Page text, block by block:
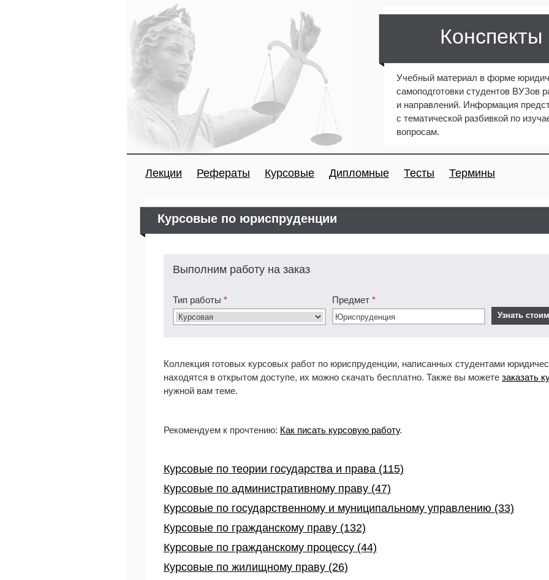
Учебный материал в форме
самоподготовки студентов ВУЗов
и направлений. Информация
с тематической разбивкой по
вопросам.
Лекции Рефераты Курсовые Дипломные Тесты Термины
Курсовые по юриспруденции
Выполним работу на заказ
Тип работы * Предмет *
Коллекция готовых курсовых работ по юриспруденции, написанных студентами
находятся в открытом доступе, их можно скачать бесплатно. Также вы можете заказать
нужной вам теме.
Рекомендуем к прочтению: Как писать курсовую работу.
Курсовые по теории государства и права (115)
Курсовые по административному праву (47)
Курсовые по государственному и муниципальному управлению (33)
Курсовые по гражданскому праву (132)
Курсовые по гражданскому процессу (44)
Курсовые по жилищному праву (26)